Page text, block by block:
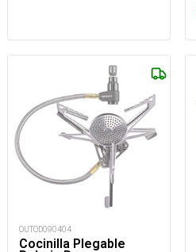
OUTOD090404
Cocinilla Plegable